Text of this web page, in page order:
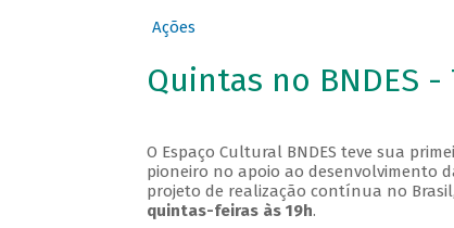
Ações
Quintas no BNDES -
O Espaço Cultural BNDES teve sua
pioneiro no apoio ao desenvolvimento
projeto de realização contínua no
quintas-feiras às 19h.